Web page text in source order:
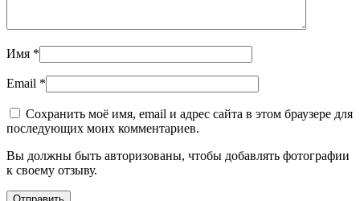
Имя *
Email *
Сохранить моё имя, email и адрес сайта в этом браузере для
последующих моих комментариев.
Вы должны быть авторизованы, чтобы добавлять фотографии
к своему отзыву.